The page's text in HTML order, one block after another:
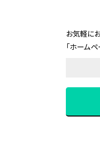
お気軽に
「ホーム